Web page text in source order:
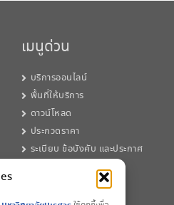
เมนูด่วน
บริการออนไลน์
พื้นที่ให้บริการ
ดาวน์โหลด
ประกวดราคา
ระเบียบ ข้อบังคับ และประกาศ